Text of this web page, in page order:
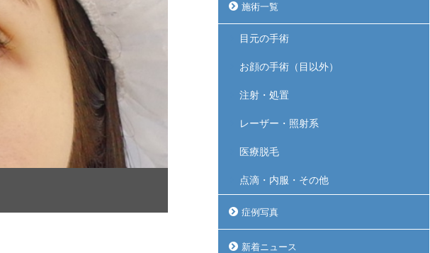
施術一覧
目元の手術
お顔の手術（目以外）
注射・処置
レーザー・照射系
医療脱毛
点滴・内服・その他
症例写真
新着ニュース